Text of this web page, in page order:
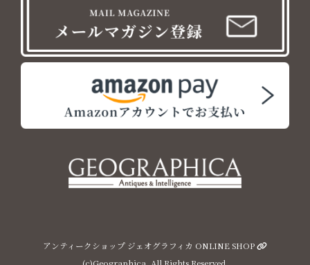
アンティークショップ ジェオグラフィカ ONLINE SHOP
(c)Geographica, All Rights Reserved.